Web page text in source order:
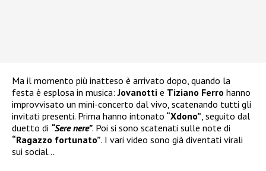
Ma il momento più inatteso è arrivato dopo, quando la
festa è esplosa in musica:Jovanotti e Tiziano Ferro hanno
improvvisato un mini-concerto dal vivo, scatenando tutti gli
invitati presenti. Prima hanno intonato “Xdono”, seguito dal
duetto di “Sere nere”. Poi si sono scatenati sulle note di
“Ragazzo fortunato”. I vari video sono già diventati virali
sui social…